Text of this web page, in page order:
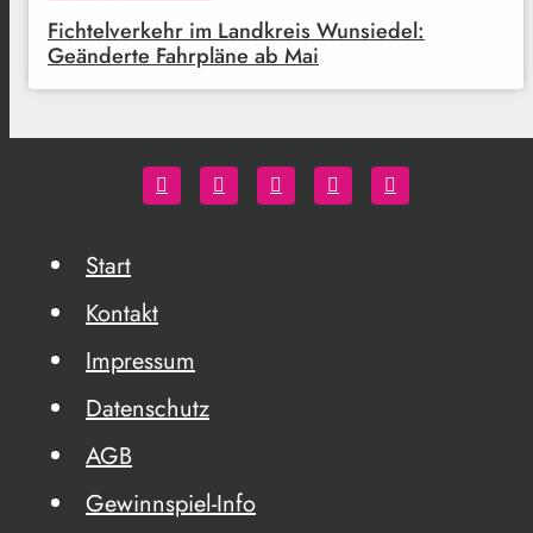
Fichtelverkehr im Landkreis Wunsiedel:
Geänderte Fahrpläne ab Mai
Start
Kontakt
Impressum
Datenschutz
AGB
Gewinnspiel-Info